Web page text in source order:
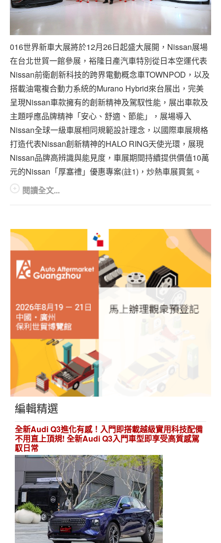
016世界新車大展將於12月26日起盛大展開，Nissan展場
在台北世貿一館參展，裕隆日產汽車特別從日本空運代表
Nissan前衛創新科技的跨界電動概念車TOWNPOD，以及
搭載油電複合動力系統的Murano Hybrid來台展出，完美
呈現Nissan車款擁有的創新精神及駕馭性能，展出車款及
主題呼應品牌精神「安心、舒適、節能」，展場導入
Nissan全球一級車展相同規範設計理念，以國際車展規格
打造代表Nissan創新精神的HALO RING天使光環，展現
Nissan品牌高辨識與能見度，車展期間持續提供價值10萬
元的Nissan「厚塞禮」優惠專案(註1)，炒熱車展買氣。
閱讀全文...
編輯精選
全新Audi Q3進化有感！入門即搭載越級實用科技配備
不用直上頂規! 全新Audi Q3入門車型即享受高質感駕
馭日常